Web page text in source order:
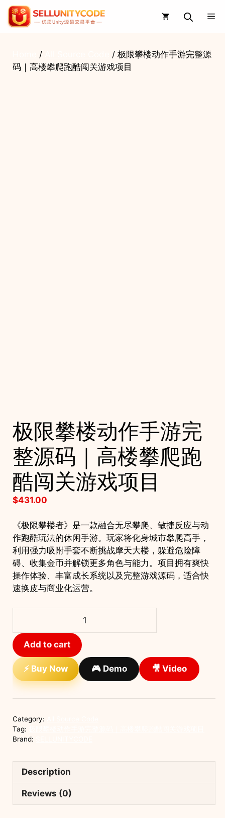
Skip
content
/
/ 极限攀楼动作手游完整源
码｜高楼攀爬跑酷闯关游戏项目
极限攀楼动作手游完
整源码｜高楼攀爬跑
酷闯关游戏项目
$431.00
《极限攀楼者》是一款融合无尽攀爬、敏捷反应与动
作跑酷玩法的休闲手游。玩家将化身城市攀爬高手，
利用强力吸附手套不断挑战摩天大楼，躲避危险障
碍、收集金币并解锁更多角色与能力。项目拥有爽快
操作体验、丰富成长系统以及完整游戏源码，适合快
速换皮与商业化运营。
攀
楼
动
作
手
游
整
源
｜
Add to cart
⚡ Buy Now 🎮 Demo 🎥 Video
Category:
Tag:
Brand:
Description
Reviews (0)